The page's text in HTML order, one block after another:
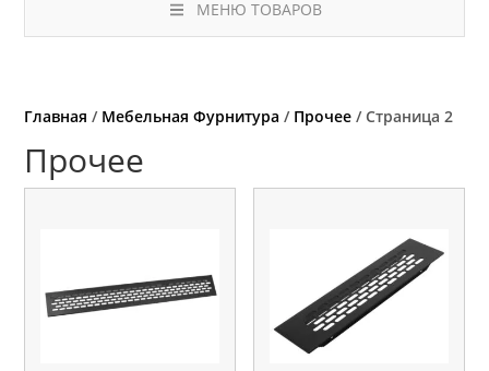
МЕНЮ ТОВАРОВ
Главная / Мебельная Фурнитура / Прочее / Страница 2
Прочее